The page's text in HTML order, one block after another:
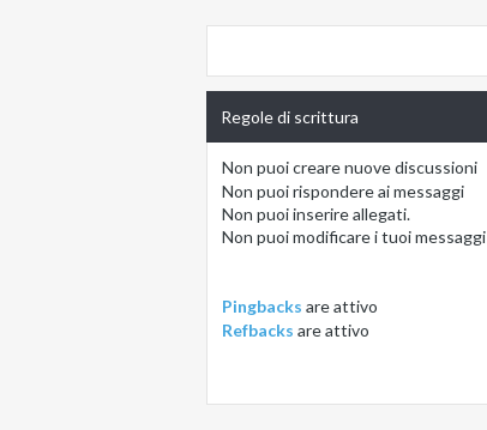
Regole di scrittura
Non puoicreare nuove discussioni
Non puoirispondere ai messaggi
Non puoiinserire allegati.
Non puoimodificare i tuoi messaggi
Pingbacks areattivo
Refbacks areattivo